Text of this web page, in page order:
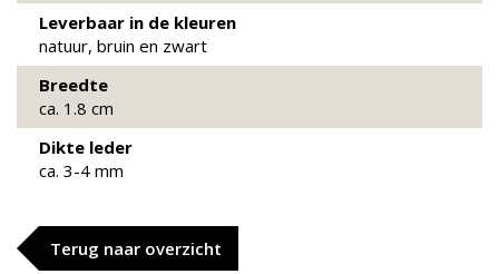
Leverbaar in de kleuren
natuur, bruin en zwart
Breedte
ca. 1.8 cm
Dikte leder
ca. 3-4 mm
Terug naar overzicht